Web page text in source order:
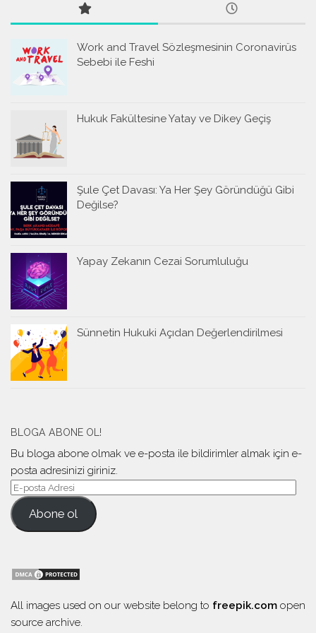
Work and Travel Sözleşmesinin Coronavirüs
Sebebi ile Feshi
Hukuk Fakültesine Yatay ve Dikey Geçiş
Şule Çet Davası: Ya Her Şey Göründüğü Gibi
Değilse?
Yapay Zekanın Cezai Sorumluluğu
Sünnetin Hukuki Açıdan Değerlendirilmesi
BLOGA ABONE OL!
Bu bloga abone olmak ve e-posta ile bildirimler almak için e-
posta adresinizi giriniz.
Abone ol
All images used on our website belong to freepik.com open
source archive.